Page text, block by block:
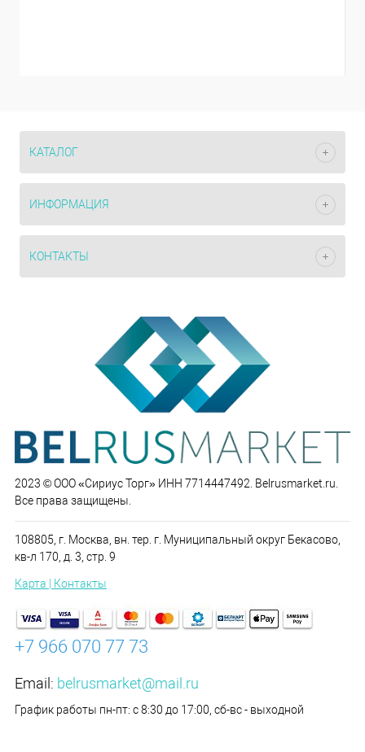
КАТАЛОГ
ИНФОРМАЦИЯ
КОНТАКТЫ
2023 © ООО «Сириус Торг» ИНН 7714447492. Belrusmarket.ru.
Все права защищены.
108805, г. Москва, вн. тер. г. Муниципальный округ Бекасово,
кв-л 170, д. 3, стр. 9
Карта | Контакты
+7 966 070 77 73
Email: belrusmarket@mail.ru
График работы пн-пт: с 8:30 до 17:00, сб-вс - выходной